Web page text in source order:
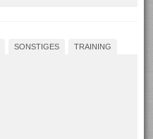
SONSTIGES TRAINING